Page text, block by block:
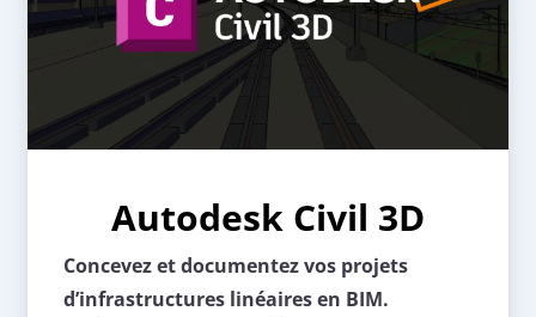
Autodesk Civil 3D
Concevez et documentez vos projets
d’infrastructures linéaires en BIM.